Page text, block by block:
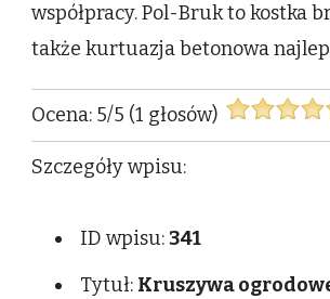
współpracy. Pol-Bruk to kostka
także kurtuazja betonowa
Ocena: 5/5 (1 głosów)
Szczegóły wpisu:
ID wpisu:341
Tytuł: Kruszywa